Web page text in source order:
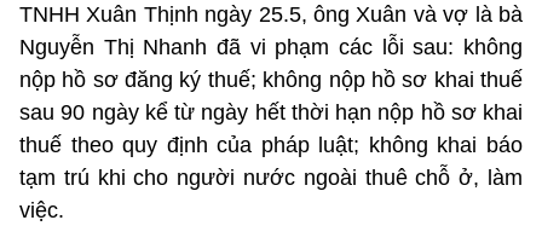
TNHH Xuân Thịnh ngày 25.5, ông Xuân và vợ là bà
Nguyễn Thị Nhanh đã vi phạm các lỗi sau: không
nộp hồ sơ đăng ký thuế; không nộp hồ sơ khai thuế
sau 90 ngày kể từ ngày hết thời hạn nộp hồ sơ khai
thuế theo quy định của pháp luật; không khai báo
tạm trú khi cho người nước ngoài thuê chỗ ở, làm
việc.